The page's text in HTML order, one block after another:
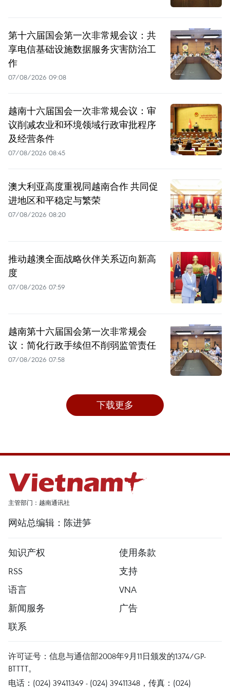
第十六届国会第一次非常规会议：共
享电信基础设施数据服务灾害防治工
作
07/08/2026 09:08
越南十六届国会一次非常规会议：审
议削减农业和环境领域行政审批程序
及经营条件
07/08/2026 08:45
澳大利亚高度重视同越南合作 共同促
进地区和平稳定与繁荣
07/08/2026 08:20
推动越澳全面战略伙伴关系迈向新高
度
07/08/2026 07:59
越南第十六届国会第一次非常规会
议：简化行政手续但不削弱监管责任
07/08/2026 07:58
下载更多
主管部门：越南通讯社
网站总编辑：陈进笋
知识产权
使用条款
RSS
支持
语言
VNA
新闻服务
广告
联系
许可证号：信息与通信部2008年9月11日颁发的1374/GP-
BTTTT。
电话：(024) 39411349 - (024) 39411348，传真：(024)